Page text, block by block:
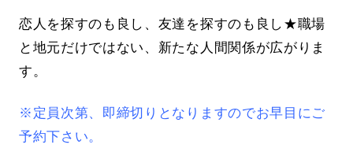
恋人を探すのも良し、友達を探すのも良し★職場
と地元だけではない、新たな人間関係が広がりま
す。
※定員次第、即締切りとなりますのでお早目にご
予約下さい。